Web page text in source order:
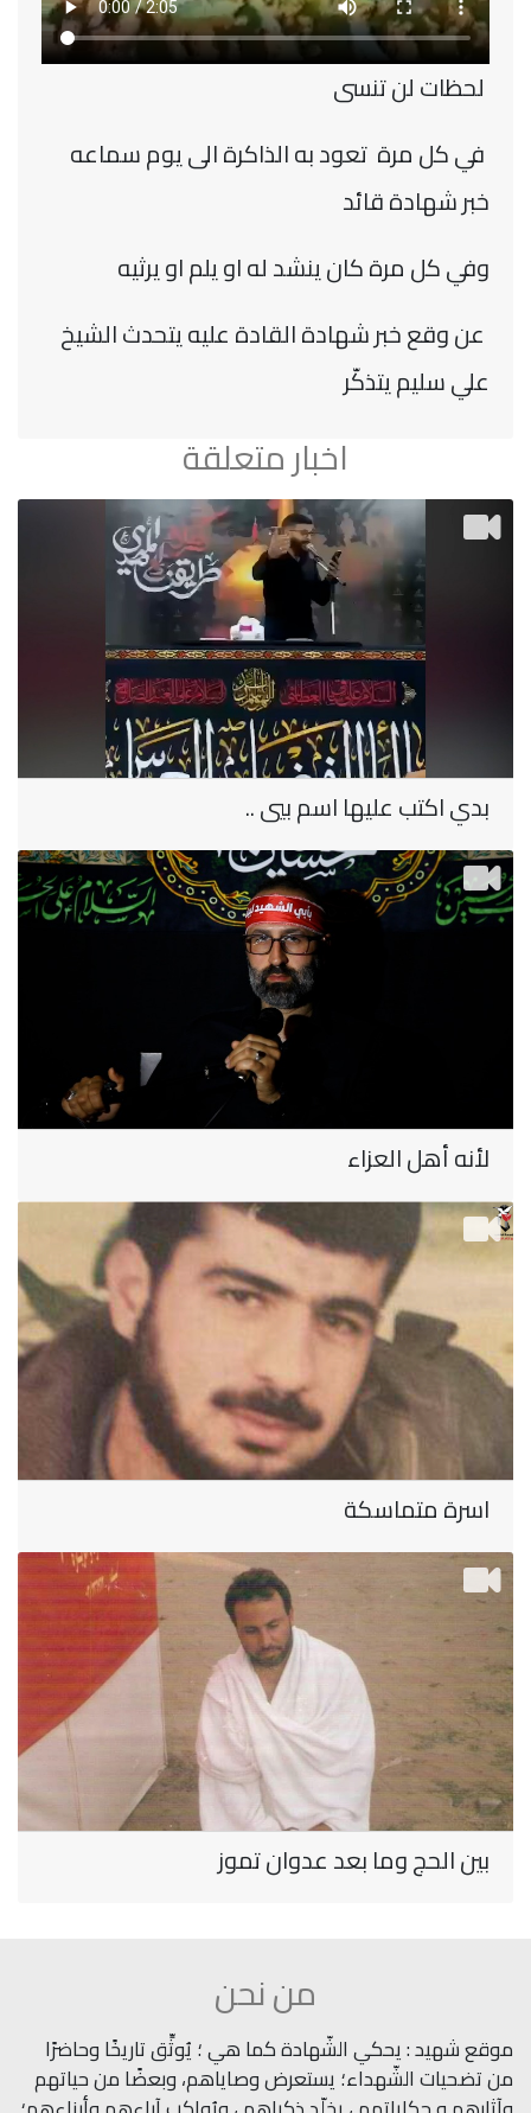
لحظات لن تنسى
في كل مرة تعود به الذاكرة الى يوم سماعه
خبر شهادة قائد
وفي كل مرة كان ينشد له او يلم او يرثيه
عن وقع خبر شهادة القادة عليه يتحدث الشيخ
علي سليم يتذكّر
اخبار متعلقة
بدي اكتب عليها اسم بيي ..
لأنه أهل العزاء
اسرة متماسكة
بين الحج وما بعد عدوان تموز
من نحن
موقع شهيد : يحكي الشّهادة كما هي ؛ يُوثِّق تاريخًا وحاضرًا
من تضحيات الشّهداء؛ يستعرض وصاياهم، وبعضًا من حياتهم